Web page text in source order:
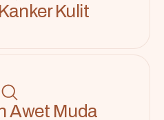
Kulit
Awet Muda